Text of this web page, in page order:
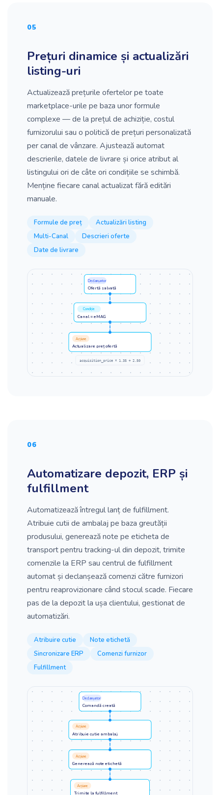
05
Prețuri dinamice și actualizări
listing-uri
Actualizează prețurile ofertelor pe toate
marketplace-urile pe baza unor formule
complexe — de la prețul de achiziție, costul
furnizorului sau o politică de prețuri personalizată
per canal de vânzare. Ajustează automat
descrierile, datele de livrare și orice atribut al
listingului ori de câte ori condițiile se schimbă.
Menține fiecare canal actualizat fără editări
manuale.
Formule de preț
Actualizări listing
Multi-Canal
Descrieri oferte
Date de livrare
Declanșator
Ofertă salvată
Condiție
Canal = eMAG
Acțiune
Actualizare preț ofertă
acquisition_price * 1.35 + 2.50
06
Automatizare depozit, ERP și
fulfillment
Automatizează întregul lanț de fulfillment.
Atribuie cutii de ambalaj pe baza greutății
produsului, generează note pe eticheta de
transport pentru tracking-ul din depozit, trimite
comenzile la ERP sau centrul de fulfillment
automat și declanșează comenzi către furnizori
pentru reaprovizionare când stocul scade. Fiecare
pas de la depozit la ușa clientului, gestionat de
automatizări.
Atribuire cutie
Note etichetă
Sincronizare ERP
Comenzi furnizor
Fulfillment
Declanșator
Comandă creată
Acțiune
Atribuie cutie ambalaj
Acțiune
Generează note etichetă
Acțiune
Trimite la fulfillment